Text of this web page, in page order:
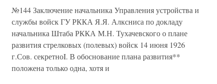
№144 Заключение начальника Управления устройства и
службы войск ГУ РККА Я.Я. Алксниса по докладу
начальника Штаба РККА М.Н. Тухачевского о плане
развития стрелковых (полевых) войск 14 июня 1926
г.Сов. секретноI. В обоснование плана развития**
положена только одна, хотя и